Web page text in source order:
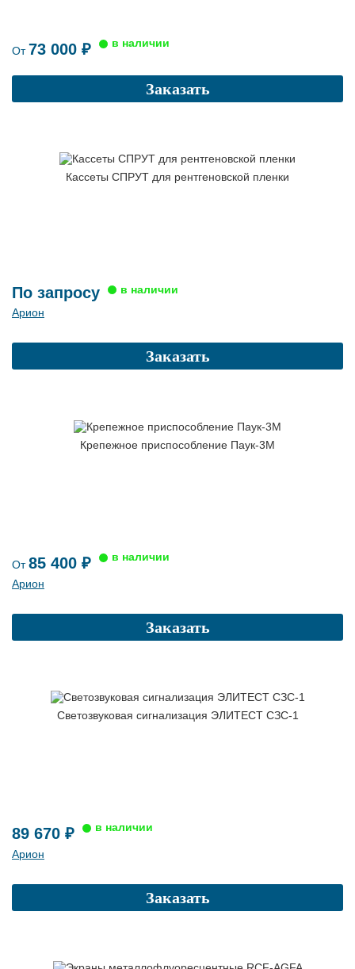
От73 000 ₽
Заказать
Кассеты СПРУТ для рентгеновской пленки
По запросу
Арион
Заказать
Крепежное приспособление Паук-3М
От85 400 ₽
Арион
Заказать
Светозвуковая сигнализация ЭЛИТЕСТ СЗС-1
89 670 ₽
Арион
Заказать